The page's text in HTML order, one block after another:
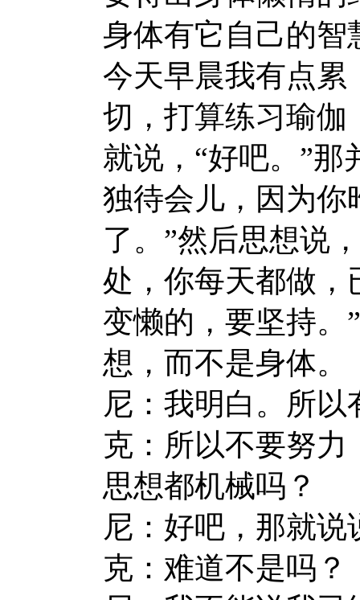
身体有它自己的智
今天早晨我有点累
切，打算练习瑜伽
就说，“好吧。”那
独待会儿，因为你
了。”然后思想说
处，你每天都做，
变懒的，要坚持。
想，而不是身体。
尼：我明白。所
克：所以不要努
思想都机械吗？
尼：好吧，那就说
克：难道不是吗？